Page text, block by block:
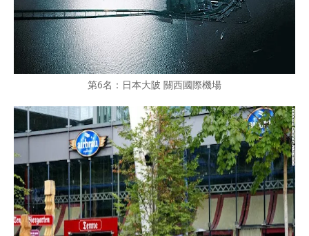
第6名：日本大陂 關西國際機場